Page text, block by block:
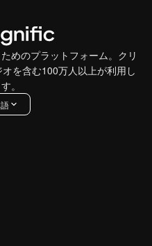
めのプラットフォーム。クリ
を含む100万人以上が利用し
。